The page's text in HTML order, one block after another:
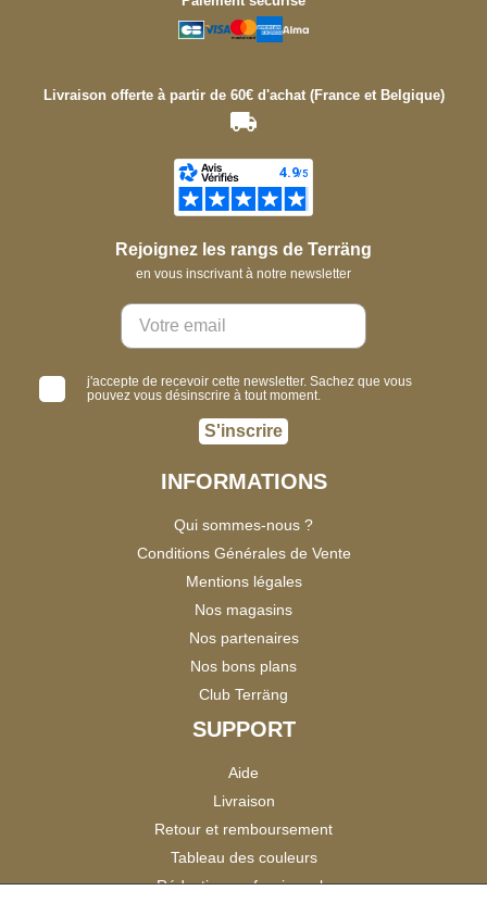
Livraison offerte à partir de 60€ d'achat (France et Belgique)
Rejoignez les rangs de Terräng
en vous inscrivant à notre newsletter
j'accepte de recevoir cette newsletter. Sachez que vous
pouvez vous désinscrire à tout moment.
S'inscrire
INFORMATIONS
Qui sommes-nous ?
Conditions Générales de Vente
Mentions légales
Nos magasins
Nos partenaires
Nos bons plans
Club Terräng
SUPPORT
Aide
Livraison
Retour et remboursement
Tableau des couleurs
Réduction professionnels